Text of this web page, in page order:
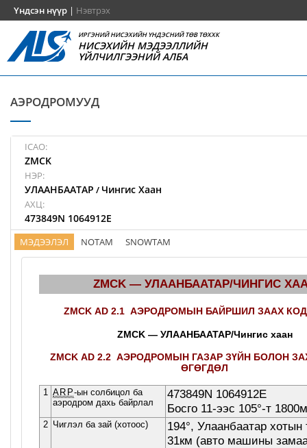
Үндсэн нүүр | Нэвтрэх
ИРГЭНИЙ НИСЭХИЙН ҮНДЭСНИЙ ТӨВ ТӨХХК
НИСЭХИЙН МЭДЭЭЛЛИЙН
ҮЙЛЧИЛГЭЭНИЙ АЛБА
АЭРОДРОМУУД
ICAO:
ZMCK
НЭР:
УЛААНБААТАР / Чингис Хаан
АХЦ:
473849N 1064912E
МЭДЭЭЛЭЛ NOTAM SNOWTAM